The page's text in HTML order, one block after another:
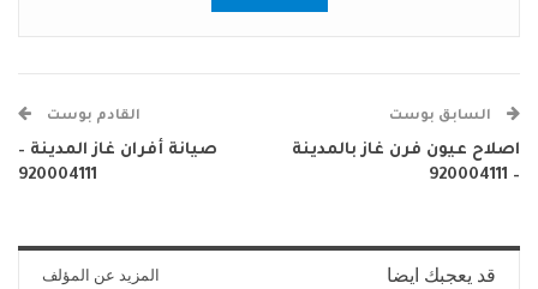
السابق بوست
اصلاح عيون فرن غاز بالمدينة
– 920004111
القادم بوست
صيانة أفران غاز المدينة –
920004111
قد يعجبك ايضا المزيد عن المؤلف